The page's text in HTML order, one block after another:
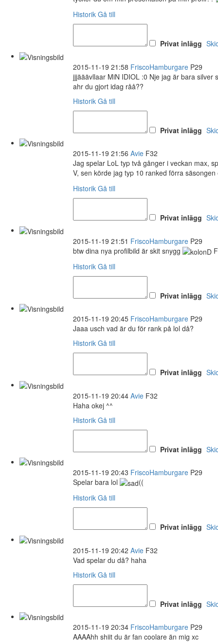
Historik Gå till
Privat inlägg
2015-11-19 21:58 FriscoHamburgare P29
jjjääävllaar MiN IDIOL :0 Nje jag är bara
ahr du gjort idag råå??
Historik Gå till
Privat inlägg
2015-11-19 21:56 Avie F32
Jag spelar LoL typ två gånger i veckan max,
V, sen körde jag typ 10 ranked förra
Historik Gå till
Privat inlägg
2015-11-19 21:51 FriscoHamburgare P29
btw dina nya profilbild är skit snygg
Historik Gå till
Privat inlägg
2015-11-19 20:45 FriscoHamburgare P29
Jaaa usch vad är du för rank på lol då?
Historik Gå till
Privat inlägg
2015-11-19 20:44 Avie F32
Haha okej ^^
Historik Gå till
Privat inlägg
2015-11-19 20:43 FriscoHamburgare P29
Spelar bara lol
((
Historik Gå till
Privat inlägg
2015-11-19 20:42 Avie F32
Vad spelar du då? haha
Historik Gå till
Privat inlägg
2015-11-19 20:34 FriscoHamburgare P29
AAAAhh shiit du är fan coolare än mig xc